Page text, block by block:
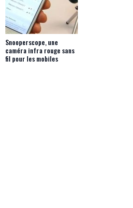
Snooperscope, une
caméra infra rouge sans
fil pour les mobiles